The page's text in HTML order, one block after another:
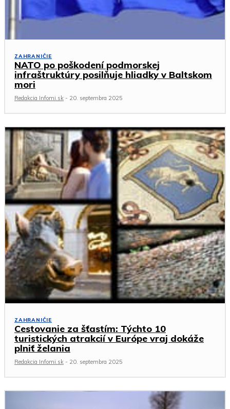
ZAHRANIČIE
NATO po poškodení podmorskej
infraštruktúry posilňuje hliadky v Baltskom
mori
Redakcia Infomi.sk - 20. septembra 2025
ZAHRANIČIE
Cestovanie za šťastím: Týchto 10
turistických atrakcií v Európe vraj dokáže
plniť želania
Redakcia Infomi.sk - 20. septembra 2025